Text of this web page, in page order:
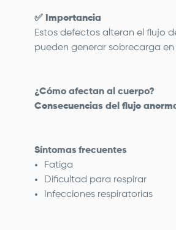
✅ Importancia
Estos defectos alteran el flujo
pueden generar sobrecarga
¿Cómo afectan al cuerpo?
Consecuencias del flujo
Síntomas frecuentes
Fatiga
Dificultad para respirar
Infecciones respiratorias